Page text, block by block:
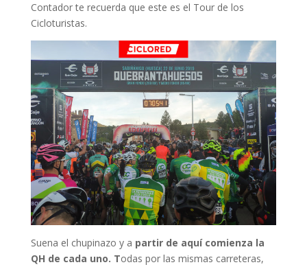
Contador te recuerda que este es el Tour de los
Cicloturistas.
Suena el chupinazo y a partir de aquí comienza la
QH de cada uno. Todas por las mismas carreteras,